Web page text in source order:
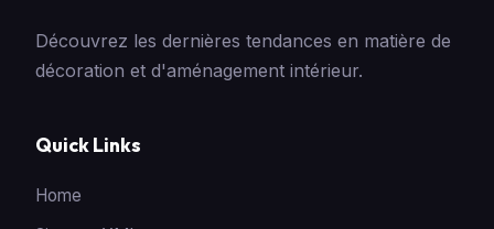
Découvrez les dernières tendances en matière de
décoration et d'aménagement intérieur.
Quick Links
Home